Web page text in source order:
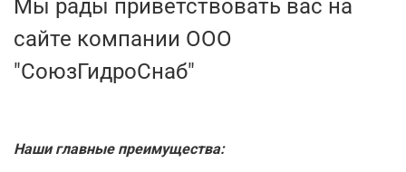
Мы рады приветствовать вас на
сайте компании ООО
"СоюзГидроСнаб"
Наши главные преимущества: